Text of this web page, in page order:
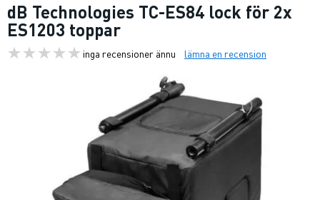
dB Technologies TC-ES84 lock för 2x
ES1203 toppar
inga recensioner ännu lämna en recension